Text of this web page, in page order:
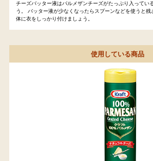
チーズバッター液はパルメザンチーズがたっぷり入ってい
う。 バッター液が少なくなったらスプーンなどを使うと
体に衣をしっかり付けましょう。
使用している商品